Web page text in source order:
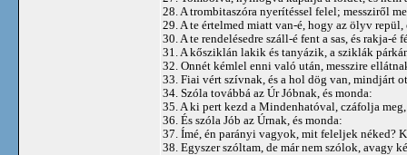
28. A trombitaszóra nyerítéssel felel; messziről
29. A te értelmed miatt van-é, hogy az ölyv
30. A te rendelésedre száll-é fent a sas, és rakja-é
31. A kősziklán lakik és tanyázik, a sziklák
32. Onnét kémlel enni való után, messzire
33. Fiai vért szívnak, és a hol dög van, mindjárt
34. Szóla továbbá az Úr Jóbnak, és monda:
35. A ki pert kezd a Mindenhatóval, czáfolja
36. És szóla Jób az Úrnak, és monda:
37. Ímé, én parányi vagyok, mit feleljek néked?
38. Egyszer szóltam, de már nem szólok, avagy